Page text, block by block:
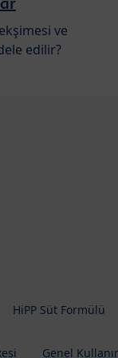
ve
edilir?
HiPP Süt Formülü
Genel